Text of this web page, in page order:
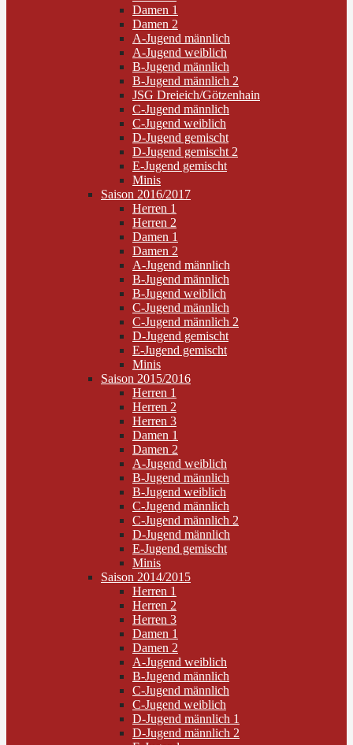
Damen 1
Damen 2
A-Jugend männlich
A-Jugend weiblich
B-Jugend männlich
B-Jugend männlich 2
JSG Dreieich/Götzenhain
C-Jugend männlich
C-Jugend weiblich
D-Jugend gemischt
D-Jugend gemischt 2
E-Jugend gemischt
Minis
Saison 2016/2017
Herren 1
Herren 2
Damen 1
Damen 2
A-Jugend männlich
B-Jugend männlich
B-Jugend weiblich
C-Jugend männlich
C-Jugend männlich 2
D-Jugend gemischt
E-Jugend gemischt
Minis
Saison 2015/2016
Herren 1
Herren 2
Herren 3
Damen 1
Damen 2
A-Jugend weiblich
B-Jugend männlich
B-Jugend weiblich
C-Jugend männlich
C-Jugend männlich 2
D-Jugend männlich
E-Jugend gemischt
Minis
Saison 2014/2015
Herren 1
Herren 2
Herren 3
Damen 1
Damen 2
A-Jugend weiblich
B-Jugend männlich
C-Jugend männlich
C-Jugend weiblich
D-Jugend männlich 1
D-Jugend männlich 2